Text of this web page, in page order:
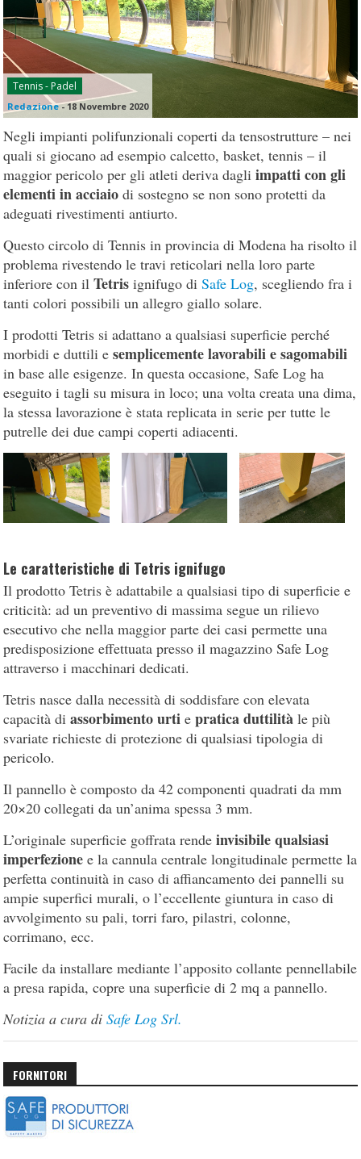
Tennis - Padel
Redazione-18 Novembre 2020
Negli impianti polifunzionali coperti da tensostrutture – nei
quali si giocano ad esempio calcetto, basket, tennis – il
maggior pericolo per gli atleti deriva dagliimpatti con gli
elementi in acciaio di sostegno se non sono protetti da
adeguati rivestimenti antiurto.
Questo circolo di Tennis in provincia di Modena ha risolto il
problema rivestendo le travi reticolari nella loro parte
inferiore con ilTetris ignifugo di Safe Log, scegliendo fra i
tanti colori possibili un allegro giallo solare.
I prodotti Tetris si adattano a qualsiasi superficie perché
morbidi e duttili esemplicemente lavorabili e sagomabili
in base alle esigenze. In questa occasione, Safe Log ha
eseguito i tagli su misura in loco; una volta creata una dima,
la stessa lavorazione è stata replicata in serie per tutte le
putrelle dei due campi coperti adiacenti.
Le caratteristiche di Tetris ignifugo
Il prodotto Tetris è adattabile a qualsiasi tipo di superficie e
criticità: ad un preventivo di massima segue un rilievo
esecutivo che nella maggior parte dei casi permette una
predisposizione effettuata presso il magazzino Safe Log
attraverso i macchinari dedicati.
Tetris nasce dalla necessità di soddisfare con elevata
capacità diassorbimento urti epratica duttilità le più
svariate richieste di protezione di qualsiasi tipologia di
pericolo.
Il pannello è composto da 42 componenti quadrati da mm
20×20 collegati da un’anima spessa 3 mm.
L’originale superficie goffrata rendeinvisibile qualsiasi
imperfezione e la cannula centrale longitudinale permette la
perfetta continuità in caso di affiancamento dei pannelli su
ampie superfici murali, o l’eccellente giuntura in caso di
avvolgimento su pali, torri faro, pilastri, colonne,
corrimano, ecc.
Facile da installare mediante l’apposito collante pennellabile
a presa rapida, copre una superficie di 2 mq a pannello.
Notizia a cura diSafe Log Srl.
FORNITORI